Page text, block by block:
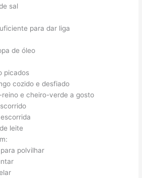
sal
para dar liga
de óleo
picados
cozido e desfiado
e cheiro-verde a gosto
leite
polvilhar